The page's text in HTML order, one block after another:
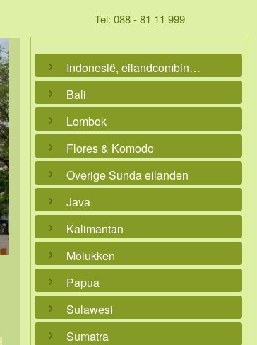
Tel: 088 - 81 11 999
Indonesië, eilandcombinaties
Bali
Lombok
Flores & Komodo
Overige Sunda eilanden
Java
Kalimantan
Molukken
Papua
Sulawesi
Sumatra